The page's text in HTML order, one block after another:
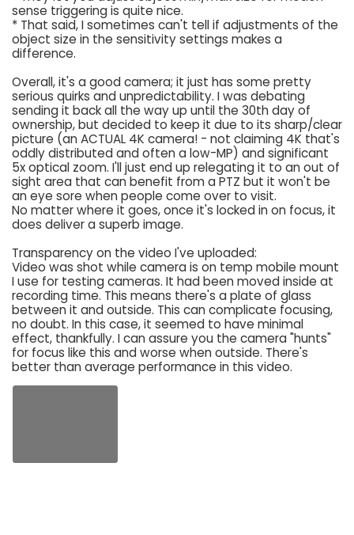
sense triggering is quite nice.
* That said, I sometimes can't tell if adjustments of the
object size in the sensitivity settings makes a
difference.
Overall, it's a good camera; it just has some pretty
serious quirks and unpredictability. I was debating
sending it back all the way up until the 30th day of
ownership, but decided to keep it due to its sharp/clear
picture (an ACTUAL 4K camera! - not claiming 4K that's
oddly distributed and often a low-MP) and significant
5x optical zoom. I'll just end up relegating it to an out of
sight area that can benefit from a PTZ but it won't be
an eye sore when people come over to visit.
No matter where it goes, once it's locked in on focus, it
does deliver a superb image.
Transparency on the video I've uploaded:
Video was shot while camera is on temp mobile mount
I use for testing cameras. It had been moved inside at
recording time. This means there's a plate of glass
between it and outside. This can complicate focusing,
no doubt. In this case, it seemed to have minimal
effect, thankfully. I can assure you the camera "hunts"
for focus like this and worse when outside. There's
better than average performance in this video.